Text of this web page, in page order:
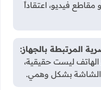
فيديو، اعتقاداً
المرتبطة بالجهاز:
ليست حقيقية،
الشاشة بشكل وهمي.